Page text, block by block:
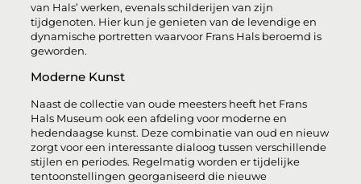
van Hals’ werken, evenals schilderijen van zijn
tijdgenoten. Hier kun je genieten van de levendige en
dynamische portretten waarvoor Frans Hals beroemd is
geworden.
Moderne Kunst
Naast de collectie van oude meesters heeft het Frans
Hals Museum ook een afdeling voor moderne en
hedendaagse kunst. Deze combinatie van oud en nieuw
zorgt voor een interessante dialoog tussen verschillende
stijlen en periodes. Regelmatig worden er tijdelijke
tentoonstellingen georganiseerd die nieuwe